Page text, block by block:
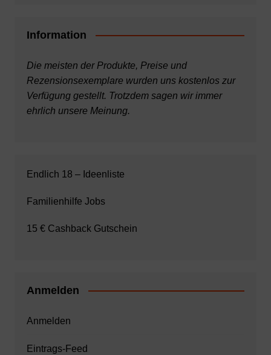
Information
Die meisten der Produkte, Preise und
Rezensionsexemplare wurden uns kostenlos zur
Verfügung gestellt. Trotzdem sagen wir immer
ehrlich unsere Meinung.
Endlich 18 – Ideenliste
Familienhilfe Jobs
15 € Cashback Gutschein
Anmelden
Anmelden
Eintrags-Feed